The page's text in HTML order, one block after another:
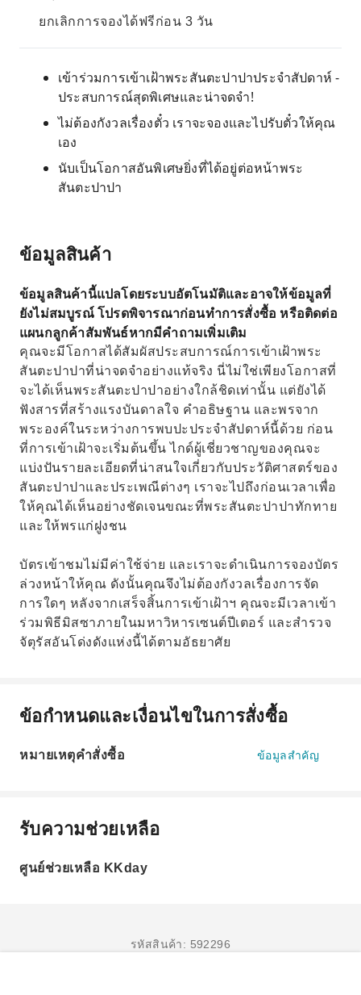
ยกเลิกการจองได้ฟรีก่อน 3 วัน
เข้าร่วมการเข้าเฝ้าพระสันตะปาปาประจำสัปดาห์ -
ประสบการณ์สุดพิเศษและน่าจดจำ!
ไม่ต้องกังวลเรื่องตั๋ว เราจะจองและไปรับตั๋วให้คุณ
เอง
นับเป็นโอกาสอันพิเศษยิ่งที่ได้อยู่ต่อหน้าพระ
สันตะปาปา
ข้อมูลสินค้า
ข้อมูลสินค้านี้แปลโดยระบบอัตโนมัติและอาจให้ข้อมูลที่
ยังไม่สมบูรณ์ โปรดพิจารณาก่อนทำการสั่งซื้อ หรือติดต่อ
แผนกลูกค้าสัมพันธ์หากมีคำถามเพิ่มเติม
คุณจะมีโอกาสได้สัมผัสประสบการณ์การเข้าเฝ้าพระ
สันตะปาปาที่น่าจดจำอย่างแท้จริง นี่ไม่ใช่เพียงโอกาสที่
จะได้เห็นพระสันตะปาปาอย่างใกล้ชิดเท่านั้น แต่ยังได้
ฟังสารที่สร้างแรงบันดาลใจ คำอธิษฐาน และพรจาก
พระองค์ในระหว่างการพบปะประจำสัปดาห์นี้ด้วย ก่อน
ที่การเข้าเฝ้าจะเริ่มต้นขึ้น ไกด์ผู้เชี่ยวชาญของคุณจะ
แบ่งปันรายละเอียดที่น่าสนใจเกี่ยวกับประวัติศาสตร์ของ
สันตะปาปาและประเพณีต่างๆ เราจะไปถึงก่อนเวลาเพื่อ
ให้คุณได้เห็นอย่างชัดเจนขณะที่พระสันตะปาปาทักทาย
และให้พรแก่ฝูงชน
บัตรเข้าชมไม่มีค่าใช้จ่าย และเราจะดำเนินการจองบัตร
ล่วงหน้าให้คุณ ดังนั้นคุณจึงไม่ต้องกังวลเรื่องการจัด
การใดๆ หลังจากเสร็จสิ้นการเข้าเฝ้าฯ คุณจะมีเวลาเข้า
ร่วมพิธีมิสซาภายในมหาวิหารเซนต์ปีเตอร์ และสำรวจ
จัตุรัสอันโด่งดังแห่งนี้ได้ตามอัธยาศัย
ข้อกำหนดและเงื่อนไขในการสั่งซื้อ
หมายเหตุคำสั่งซื้อ ข้อมูลสำคัญ
รับความช่วยเหลือ
ศูนย์ช่วยเหลือ KKday
รหัสสินค้า: 592296